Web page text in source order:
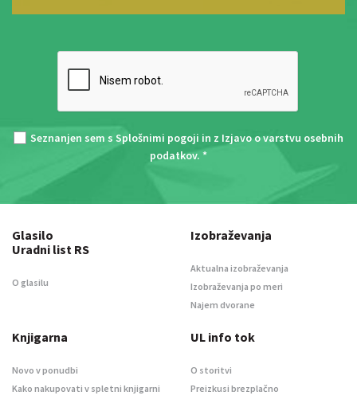
Seznanjen sem s Splošnimi pogoji in z Izjavo o varstvu osebnih
podatkov. *
Glasilo
Uradni list RS
O glasilu
Izobraževanja
Aktualna izobraževanja
Izobraževanja po meri
Najem dvorane
Knjigarna
Novo v ponudbi
Kako nakupovati v spletni knjigarni
UL info tok
O storitvi
Preizkusi brezplačno